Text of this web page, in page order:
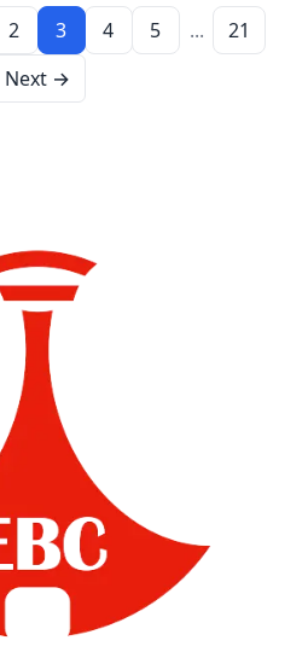
2 3 4 5 ...
21
Next →